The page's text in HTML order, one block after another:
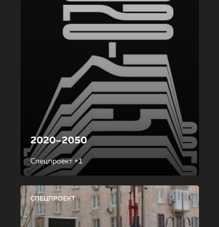
2020–2050
Спецпроект +1
СПЕЦПРОЕКТ